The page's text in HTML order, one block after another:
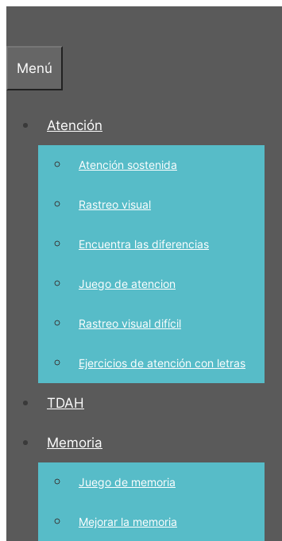
contenido
Menú
Atención
Atención sostenida
Rastreo visual
Encuentra las diferencias
Juego de atencion
Rastreo visual difícil
Ejercicios de atención con letras
TDAH
Memoria
Juego de memoria
Mejorar la memoria